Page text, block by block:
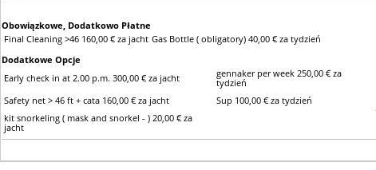
Obowiązkowe, Dodatkowo Płatne
Final Cleaning >46 160,00 € za jacht Gas Bottle ( obligatory) 40,00 € za tydzień
Dodatkowe Opcje
Early check in at 2.00 p.m. 300,00 € za jacht
gennaker per week 250,00 € za
tydzień
Safety net > 46 ft + cata 160,00 € za jacht
Sup 100,00 € za tydzień
kit snorkeling ( mask and snorkel - ) 20,00 € za
jacht